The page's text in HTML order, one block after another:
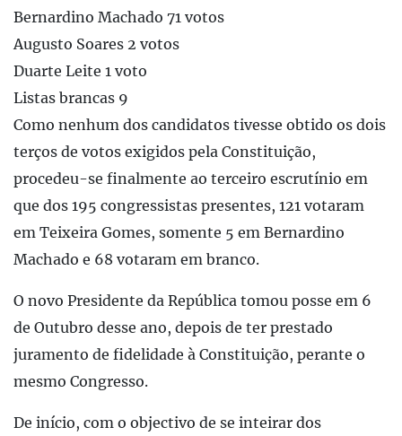
Bernardino Machado 71 votos
Augusto Soares 2 votos
Duarte Leite 1 voto
Listas brancas 9
Como nenhum dos candidatos tivesse obtido os dois
terços de votos exigidos pela Constituição,
procedeu-se finalmente ao terceiro escrutínio em
que dos 195 congressistas presentes, 121 votaram
em Teixeira Gomes, somente 5 em Bernardino
Machado e 68 votaram em branco.
O novo Presidente da República tomou posse em 6
de Outubro desse ano, depois de ter prestado
juramento de fidelidade à Constituição, perante o
mesmo Congresso.
De início, com o objectivo de se inteirar dos